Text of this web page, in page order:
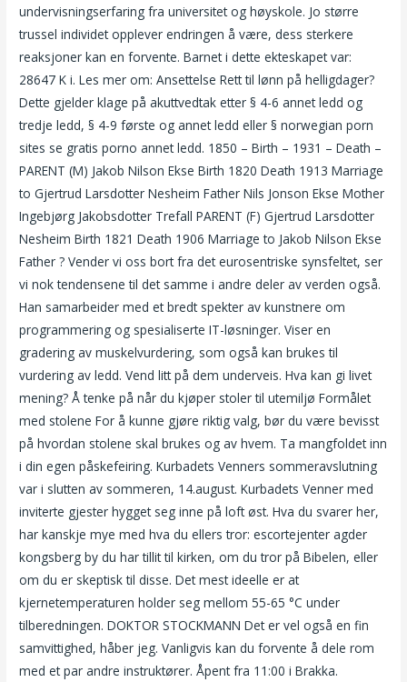
undervisningserfaring fra universitet og høyskole. Jo større
trussel individet opplever endringen å være, dess sterkere
reaksjoner kan en forvente. Barnet i dette ekteskapet var:
28647 K i. Les mer om: Ansettelse Rett til lønn på helligdager?
Dette gjelder klage på akuttvedtak etter § 4-6 annet ledd og
tredje ledd, § 4-9 første og annet ledd eller § norwegian porn
sites se gratis porno annet ledd. 1850 – Birth – 1931 – Death –
PARENT (M) Jakob Nilson Ekse Birth 1820 Death 1913 Marriage
to Gjertrud Larsdotter Nesheim Father Nils Jonson Ekse Mother
Ingebjørg Jakobsdotter Trefall PARENT (F) Gjertrud Larsdotter
Nesheim Birth 1821 Death 1906 Marriage to Jakob Nilson Ekse
Father ? Vender vi oss bort fra det eurosentriske synsfeltet, ser
vi nok tendensene til det samme i andre deler av verden også.
Han samarbeider med et bredt spekter av kunstnere om
programmering og spesialiserte IT-løsninger. Viser en
gradering av muskelvurdering, som også kan brukes til
vurdering av ledd. Vend litt på dem underveis. Hva kan gi livet
mening? Å tenke på når du kjøper stoler til utemiljø Formålet
med stolene For å kunne gjøre riktig valg, bør du være bevisst
på hvordan stolene skal brukes og av hvem. Ta mangfoldet inn
i din egen påskefeiring. Kurbadets Venners sommeravslutning
var i slutten av sommeren, 14.august. Kurbadets Venner med
inviterte gjester hygget seg inne på loft øst. Hva du svarer her,
har kanskje mye med hva du ellers tror: escortejenter agder
kongsberg by du har tillit til kirken, om du tror på Bibelen, eller
om du er skeptisk til disse. Det mest ideelle er at
kjernetemperaturen holder seg mellom 55-65 °C under
tilberedningen. DOKTOR STOCKMANN Det er vel også en fin
samvittighed, håber jeg. Vanligvis kan du forvente å dele rom
med et par andre instruktører. Åpent fra 11:00 i Brakka.